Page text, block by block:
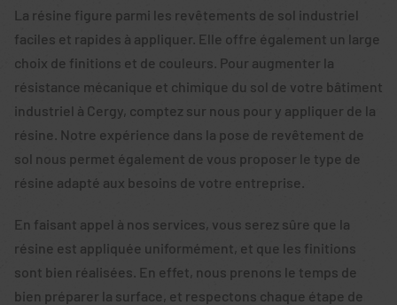
La résine figure parmi les revêtements de sol industriel
faciles et rapides à appliquer. Elle offre également un large
choix de finitions et de couleurs. Pour augmenter la
résistance mécanique et chimique du sol de votre bâtiment
industriel à Cergy, comptez sur nous pour y appliquer de la
résine. Notre expérience dans la pose de revêtement de
sol nous permet également de vous proposer le type de
résine adapté aux besoins de votre entreprise.
En faisant appel à nos services, vous serez sûre que la
résine est appliquée uniformément, et que les finitions
sont bien réalisées. En effet, nous prenons le temps de
bien préparer la surface, et respectons chaque étape de